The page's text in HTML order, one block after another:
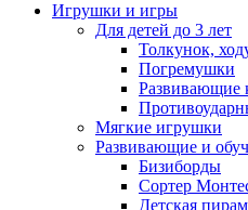
Игрушки и игры
Для детей до 3 лет
Толкунок,
Погремушки
Развивающие
Мягкие игрушки
Развивающие и
Бизиборды
Сортер
Детская